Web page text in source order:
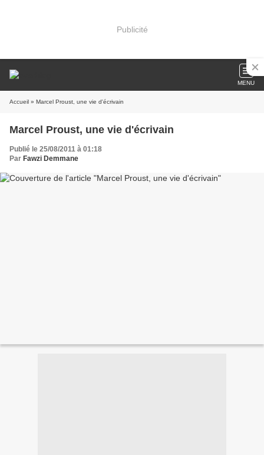
Publicité
MENU
Accueil » Marcel Proust, une vie d'écrivain
Marcel Proust, une vie d'écrivain
Publié le 25/08/2011 à 01:18
Par Fawzi Demmane